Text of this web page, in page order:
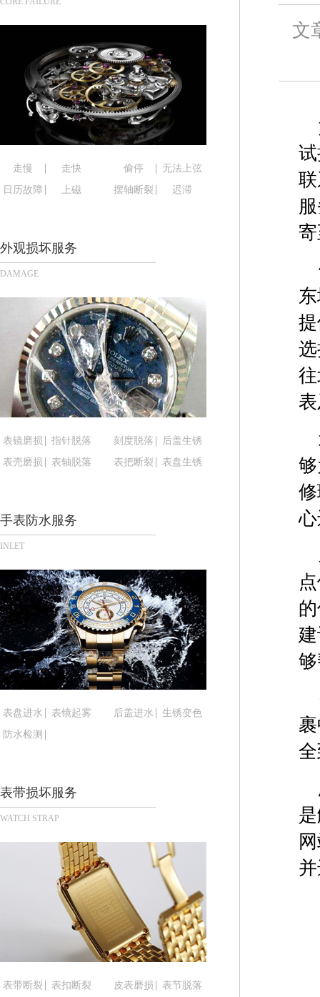
嘉兴市南湖区广益路705号嘉兴世界贸易中心写字
南昌市红谷滩新区红谷中大道998号绿地双子塔（
济南市历下区经十路11111号华润中心写字楼（万
广州市天河区天河路230号万菱汇国际中心写字楼
广州市越秀区环市东路371-375号世界贸易中心大
深圳市罗湖区深南东路5001号华润大厦写字楼17
惠州市惠城区江北文昌一路7号华贸大厦写字楼1座
厦门市思明区湖滨东路95号华润大厦写字楼B座11
福州市鼓楼区五四路128-1号恒力城写字楼15层03
成都市锦江区人民东路6号SAC东原中心写字楼24
重庆市江北区观音桥步行街2号融恒时代广场写字
长沙市芙蓉区定王台街道建湘路393号世茂环球
郑州市二七区铭功路10号华润大厦写字楼29层
太原市迎泽区解放路15号亨得利名表服务中心（
沈阳市沈河区中街路83号亨得利名表服务中心（
乌鲁木齐市天山区红山路26号时代广场（
温州市鹿城区锦绣路1067号置信广场10层1015室
哈尔滨市道里区友谊西路600号富力中心T2座写字
大连市中山区人民路15号国际金融大厦7层G室（
佛山市禅城区季华五路57号万科金融中心C座12层
无锡市梁溪区人民中路139号恒隆广场写字楼1座
南通市崇川区工农路57号圆融广场写字楼16层
苏州市苏州工业园区星港街199号苏州中心办公楼
武汉市江汉区解放大道686号世界贸易大厦38层09
南宁市青秀区金湖路59号地王大厦12楼1224室（
泉州市丰泽区宝洲路729号浦西万达中心写字楼A
青岛市南区山东路6号华润大厦B座22层04室（需
烟台市芝罘区胜利路139号万达金融中心A座907室
长春市朝阳区西安大路727号中银大厦A座(旺进大
贵阳市南明区都司高架桥路33号亨特国际金融中心
昆明市盘龙区北京路928号同德昆明广场写字楼10
石家庄市长安区中山东路39号勒泰中心写字楼B座
海口市龙华区金贸东路5号海口华润大厦B座17层
唐山市路南区新华东道100号万达广场写字楼A座
重庆市解放碑渝中区民权路28号英利国际金融中
黑龙江省大庆市萨尔图区会战大街腕表时光售后服
黑龙江省鹤岗市向阳区红军路腕表时光售后服务中
黑龙江省黑河市爱辉区中央街腕表时光售后服务中
黑龙江省鸡西市鸡冠区红军路腕表时光售后服务中
黑龙江省佳木斯市向阳区长安路腕表时光售后服务
黑龙江省牡丹江市东安区太平路腕表时光售后服务
黑龙江省七台河市桃山区大同街腕表时光售后服务
黑龙江省齐齐哈尔市龙沙区龙华路腕表时光售后服
走慢 走快 偷停
无法上弦
日历故障
上磁 摆轴断裂 迟滞
外观损坏服务
DAMAGE
表镜磨损 指针脱落 刻度脱落
后盖生锈
表壳磨损
表轴脱落 表把断裂 表盘生锈
手表防水服务
INLET
表盘进水 表镜起雾 后盖进水
生锈变色
防水检测
表带损坏服务
WATCH STRAP
表带断裂 表扣断裂 皮表磨损
表节脱落
文